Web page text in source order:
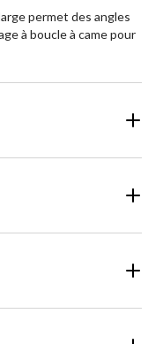
permet des angles
à boucle à came pour